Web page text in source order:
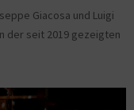
Giacosa und Luigi
der seit 2019 gezeigten